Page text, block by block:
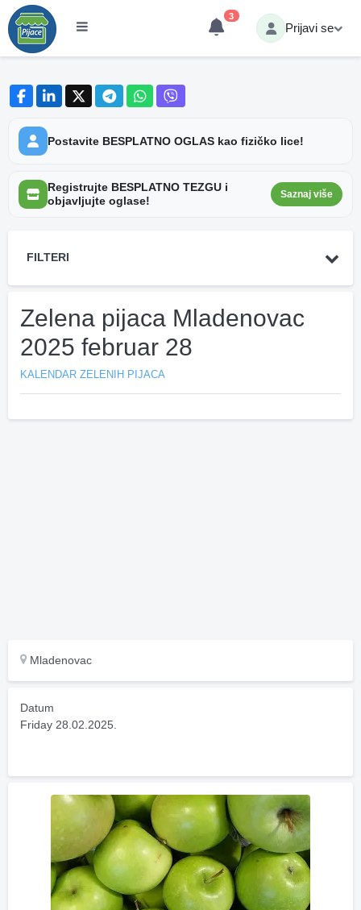
3
Prijavi se
Postavite BESPLATNO OGLAS kao fizičko lice!
Registrujte BESPLATNO TEZGU i
objavljujte oglase!
Saznaj više
FILTERI
Zelena pijaca Mladenovac
2025 februar 28
KALENDAR ZELENIH PIJACA
Mladenovac
Datum
Friday 28.02.2025.